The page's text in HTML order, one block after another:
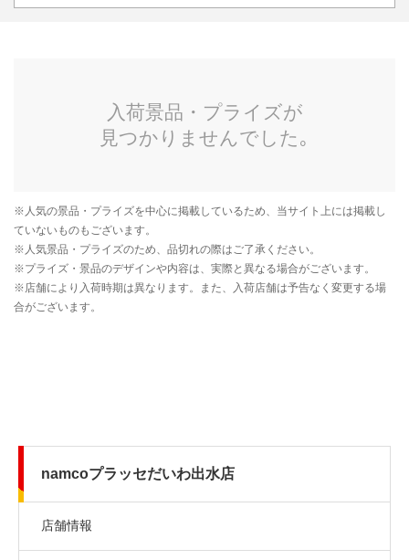
namcoプラッセだいわ出水店
店舗情報